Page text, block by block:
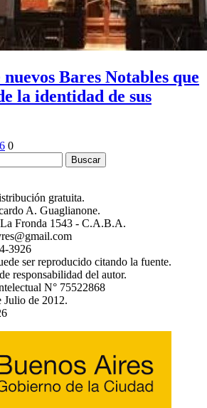
nuevos Bares Notables que
la identidad de sus
0
gratuita.
A. Guaglianone.
Fronda 1543 - C.A.B.A.
3926
ser reproducido citando la fuente.
responsabilidad del autor.
N° 75522868
Julio de 2012.